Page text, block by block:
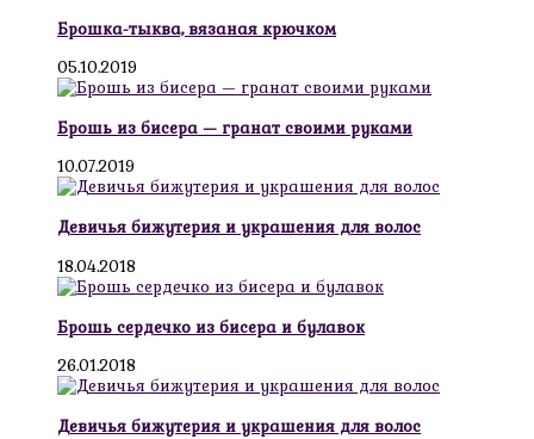
Брошка-тыква, вязаная крючком
05.10.2019
Брошь из бисера — гранат своими руками
10.07.2019
Девичья бижутерия и украшения для волос
18.04.2018
Брошь сердечко из бисера и булавок
26.01.2018
Девичья бижутерия и украшения для волос